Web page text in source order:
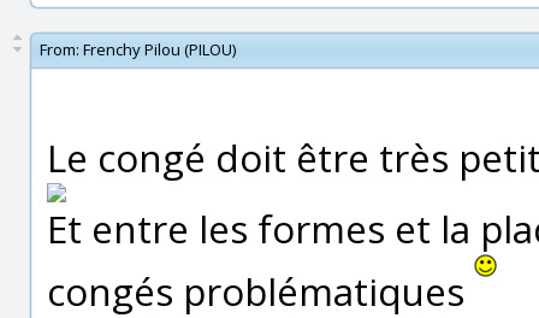
From: Frenchy Pilou (PILOU)
Le congé doit être très
Et entre les formes et la
congés problématiques